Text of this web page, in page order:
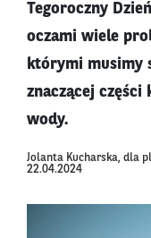
Tegoroczny
oczami wiele
którymi musimy
znaczącej części
wody.
Jolanta Kucharska, dla
22.04.2024